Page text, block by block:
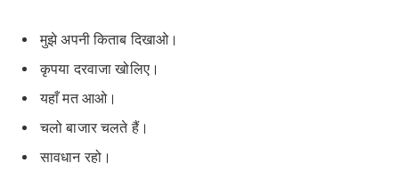
मुझे अपनी किताब दिखाओ।
कृपया दरवाजा खोलिए।
यहाँ मत आओ।
चलो बाजार चलते हैं।
सावधान रहो।